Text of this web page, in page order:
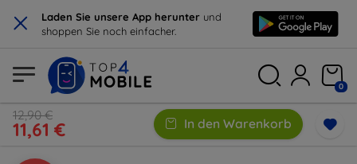
× Laden Sie unsere App herunter und
shoppen Sie noch einfacher.
0
12,90 €
11,61 € In den Warenkorb